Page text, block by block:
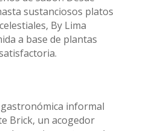
sustanciosos platos
By Lima
a base de plantas
informal
Brick, un acogedor